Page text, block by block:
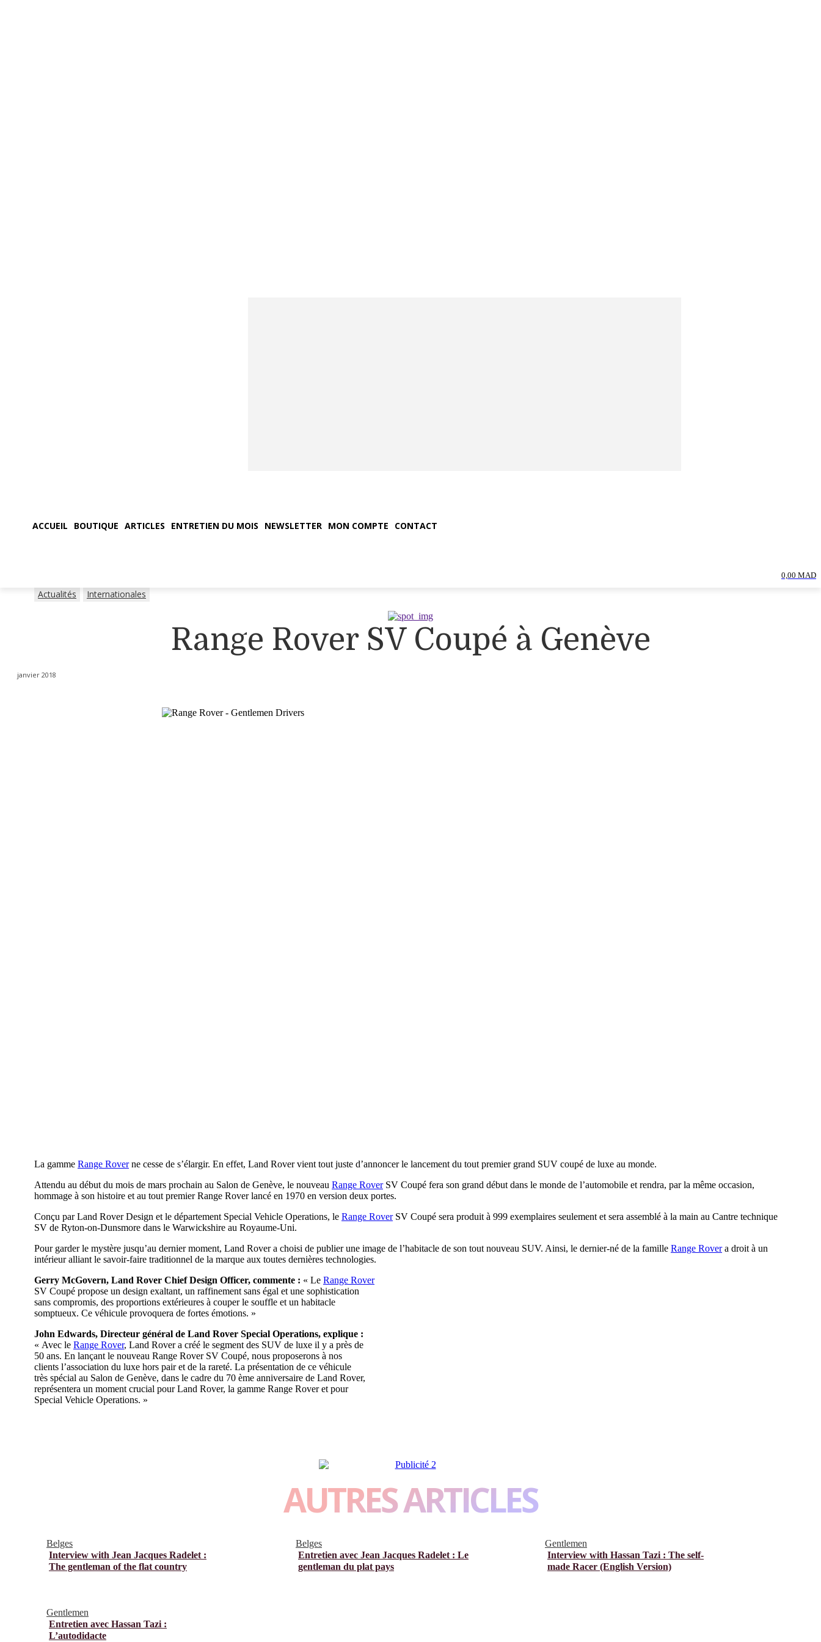
ACCUEIL BOUTIQUE ARTICLES ENTRETIEN DU MOIS NEWSLETTER MON COMPTE CONTACT
0,00 MAD
Actualités Internationales
Range Rover SV Coupé à Genève
janvier 2018
La gamme Range Roverne cesse de s’élargir. En effet, Land Rover vient tout juste d’annoncer le lancement du tout premier grand SUV coupé de luxe au monde.
Attendu au début du mois de mars prochain au Salon de Genève, le nouveau Range RoverSV Coupé fera son grand début dans le monde de l’automobile et rendra, par la même occasion,
hommage à son histoire et au tout premier Range Rover lancé en 1970 en version deux portes.
Conçu par Land Rover Design et le département Special Vehicle Operations, le Range RoverSV Coupé sera produit à 999 exemplaires seulement et sera assemblé à la main au Cantre technique
SV de Ryton-on-Dunsmore dans le Warwickshire au Royaume-Uni.
Pour garder le mystère jusqu’au dernier moment, Land Rover a choisi de publier une image de l’habitacle de son tout nouveau SUV. Ainsi, le dernier-né de la famille Range Rovera droit à un
intérieur alliant le savoir-faire traditionnel de la marque aux toutes dernières technologies.
Gerry McGovern, Land Rover Chief Design Officer, commente : « Le Range Rover
SV Coupé propose un design exaltant, un raffinement sans égal et une sophistication
sans compromis, des proportions extérieures à couper le souffle et un habitacle
somptueux. Ce véhicule provoquera de fortes émotions. »
John Edwards, Directeur général de Land Rover Special Operations, explique :
« Avec le Range Rover, Land Rover a créé le segment des SUV de luxe il y a près de
50 ans. En lançant le nouveau Range Rover SV Coupé, nous proposerons à nos
clients l’association du luxe hors pair et de la rareté. La présentation de ce véhicule
très spécial au Salon de Genève, dans le cadre du 70 ème anniversaire de Land Rover,
représentera un moment crucial pour Land Rover, la gamme Range Rover et pour
Special Vehicle Operations. »
AUTRES ARTICLES
Belges
Interview with Jean Jacques Radelet :
The gentleman of the flat country
Belges
Entretien avec Jean Jacques Radelet : Le
gentleman du plat pays
Gentlemen
Interview with Hassan Tazi : The self-
made Racer (English Version)
Gentlemen
Entretien avec Hassan Tazi :
L’autodidacte